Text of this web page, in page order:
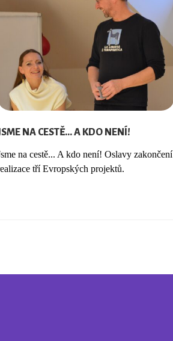
NA CESTĚ… A KDO NENÍ!
na cestě... A kdo není! Oslavy zakončení
tří Evropských projektů.